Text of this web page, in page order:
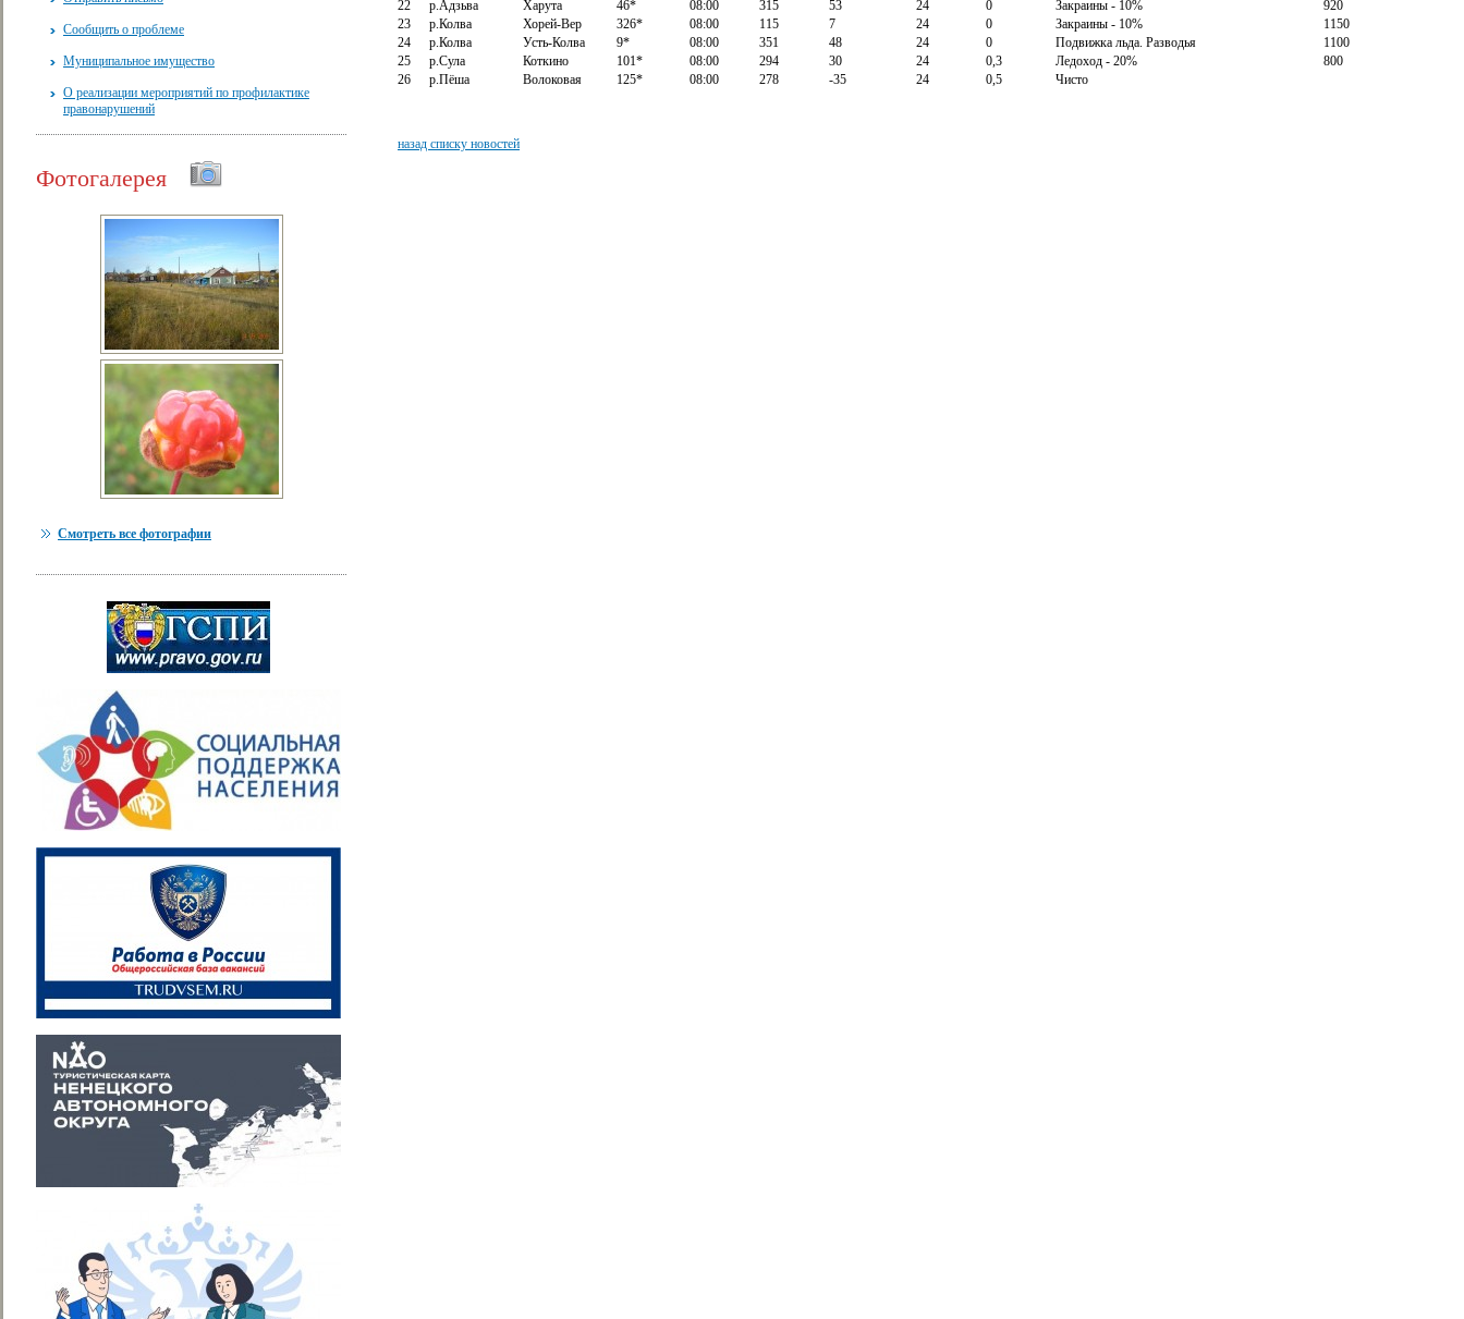
Сообщить о проблеме
Муниципальное имущество
О реализации мероприятий по профилактике
правонарушений
Фотогалерея
Смотреть все фотографии
22
р.Адзьва Харута 46* 08:00 315 53 24 0 Закраины - 10%
920
23
р.Колва Хорей-Вер 326* 08:00 115 7 24 0 Закраины - 10%
1150
24
р.Колва Усть-Колва 9* 08:00 351 48 24 0 Подвижка льда. Разводья
1100
25
р.Сула Коткино 101* 08:00 294 30 24 0,3 Ледоход - 20%
800
26
р.Пёша Волоковая 125* 08:00 278 -35 24 0,5 Чисто
назад списку новостей